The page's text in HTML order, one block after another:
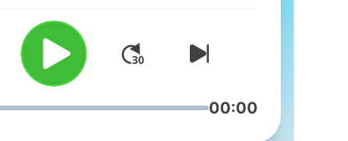
الفعلي في مشاريع اقتصادية مدرة
للدخل و فك الهشاشة و التهميش
والإقصاء... من خلال برنامج مغرب
التنمية نسلط الضوء على كل هذه
00:00